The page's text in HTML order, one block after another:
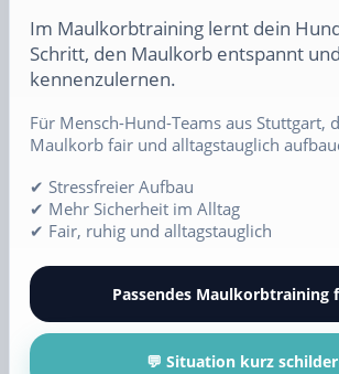
Im Maulkorbtraining lernt dein
Schritt, den Maulkorb entspannt
kennenzulernen.
Für Mensch-Hund-Teams aus Stuttgart,
Maulkorb fair und alltagstauglich
✔ Stressfreier Aufbau
✔ Mehr Sicherheit im Alltag
✔ Fair, ruhig und alltagstauglich
Passendes Maulkorbtraining
💬 Situation kurz